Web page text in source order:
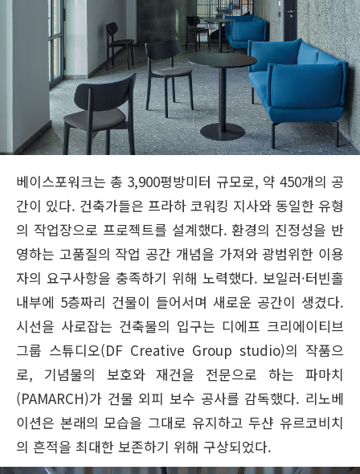
베이스포워크는 총 3,900평방미터 규모로, 약 450개의 공
간이 있다. 건축가들은 프라하 코워킹 지사와 동일한 유형
의 작업장으로 프로젝트를 설계했다. 환경의 진정성을 반
영하는 고품질의 작업 공간 개념을 가져와 광범위한 이용
자의 요구사항을 충족하기 위해 노력했다. 보일러·터빈홀
내부에 5층짜리 건물이 들어서며 새로운 공간이 생겼다.
시선을 사로잡는 건축물의 입구는 디에프 크리에이티브
그룹 스튜디오(DF Creative Group studio)의 작품으
로, 기념물의 보호와 재건을 전문으로 하는 파마치
(PAMARCH)가 건물 외피 보수 공사를 감독했다. 리노베
이션은 본래의 모습을 그대로 유지하고 두샨 유르코비치
의 흔적을 최대한 보존하기 위해 구상되었다.